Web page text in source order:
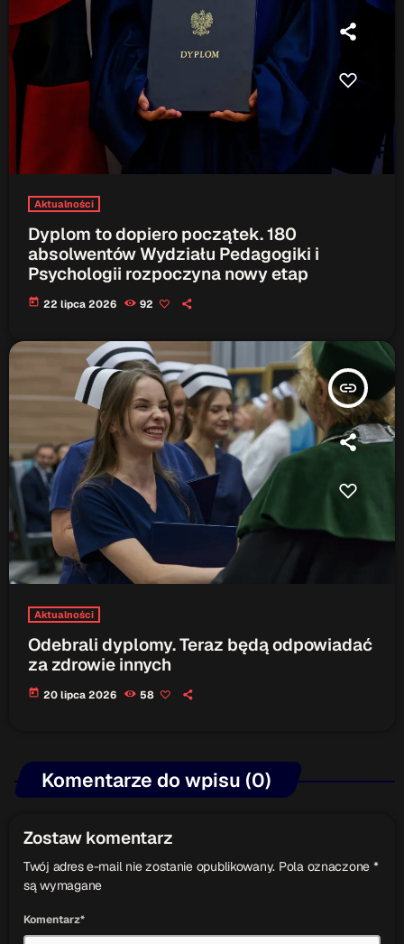
Aktualności
Dyplom to dopiero początek. 180
absolwentów Wydziału Pedagogiki i
Psychologii rozpoczyna nowy etap
today 22 lipca 2026 92
insert_link
Aktualności
Odebrali dyplomy. Teraz będą odpowiadać
za zdrowie innych
today 20 lipca 2026 58
Komentarze do wpisu (0)
Zostaw komentarz
Twój adres e-mail nie zostanie opublikowany. Pola oznaczone *
są wymagane
Komentarz*